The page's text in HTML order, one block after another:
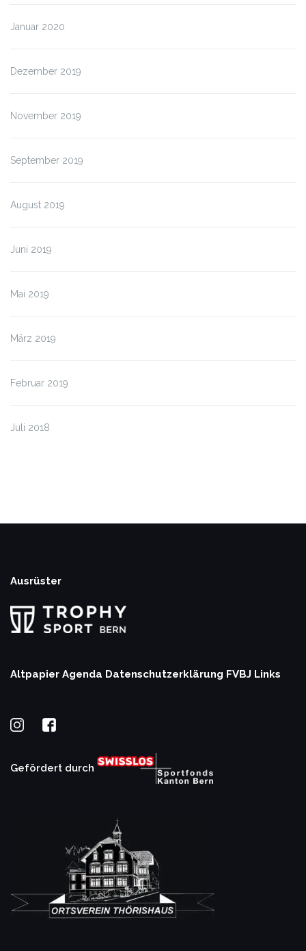
Januar 2020
Dezember 2019
November 2019
September 2019
August 2019
Juni 2019
Mai 2019
März 2019
Februar 2019
Juli 2018
Ausrüster
Altpapier Agenda Datenschutzerklärung FVBJ Links
Gefördert durch